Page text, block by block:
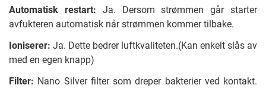
Automatisk restart: Ja. Dersom strømmen går starter
avfukteren automatisk når strømmen kommer tilbake.
Ioniserer: Ja. Dette bedrer luftkvaliteten.(Kan enkelt slås av
med en egen knapp)
Filter: Nano Silver filter som dreper bakterier ved kontakt.